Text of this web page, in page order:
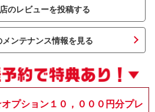
のレビューを投稿する
メンテナンス情報を見る
プション１０，０００円分プレ